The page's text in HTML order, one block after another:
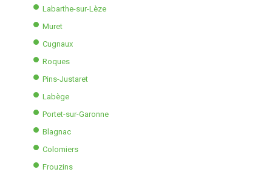
Labarthe-sur-Lèze
Muret
Cugnaux
Roques
Pins-Justaret
Labège
Portet-sur-Garonne
Blagnac
Colomiers
Frouzins